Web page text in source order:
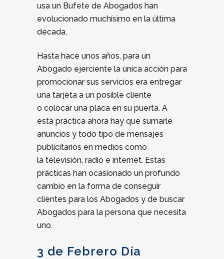
usa un Bufete de Abogados han
evolucionado muchísimo en la última
década.
Hasta hace unos años, para un
Abogado ejerciente la única acción para
promocionar sus servicios era entregar
una tarjeta a un posible cliente
o colocar una placa en su puerta. A
esta práctica ahora hay que sumarle
anuncios y todo tipo de mensajes
publicitarios en medios como
la televisión, radio e internet. Estas
prácticas han ocasionado un profundo
cambio en la forma de conseguir
clientes para los Abogados y de buscar
Abogados para la persona que necesita
uno.
3 de Febrero Día